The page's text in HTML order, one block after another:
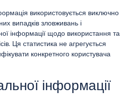
використовується виключно
випадків зловживань і
інформації щодо використання та
Ця статистика не агрегується
конкретного користувача
інформації